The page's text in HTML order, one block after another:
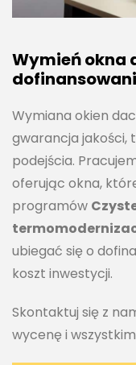
Wymień okna
Wymiana okien
gwarancja jakości,
podejścia.
oferując okna,
programów
ubiegać się o
koszt inwestycji.
Skontaktuj się z
wycenę i